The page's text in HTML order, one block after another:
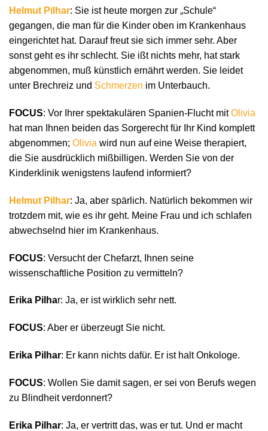
Helmut Pilhar: Sie ist heute morgen zur „Schule“
gegangen, die man für die Kinder oben im Krankenhaus
eingerichtet hat. Darauf freut sie sich immer sehr. Aber
sonst geht es ihr schlecht. Sie ißt nichts mehr, hat stark
abgenommen, muß künstlich ernährt werden. Sie leidet
unter Brechreiz und Schmerzen im Unterbauch.
FOCUS: Vor Ihrer spektakulären Spanien-Flucht mitOlivia
hat man Ihnen beiden das Sorgerecht für Ihr Kind komplett
abgenommen; Olivia wird nun auf eine Weise therapiert,
die Sie ausdrücklich mißbilligen. Werden Sie von der
Kinderklinik wenigstens laufend informiert?
Helmut Pilhar: Ja, aber spärlich. Natürlich bekommen wir
trotzdem mit, wie es ihr geht. Meine Frau und ich schlafen
abwechselnd hier im Krankenhaus.
FOCUS: Versucht der Chefarzt, Ihnen seine
wissenschaftliche Position zu vermitteln?
Erika Pilhar: Ja, er ist wirklich sehr nett.
FOCUS: Aber er überzeugt Sie nicht.
Erika Pilhar: Er kann nichts dafür. Er ist halt Onkologe.
FOCUS: Wollen Sie damit sagen, er sei von Berufs wegen
zu Blindheit verdonnert?
Erika Pilhar: Ja, er vertritt das, was er tut. Und er macht